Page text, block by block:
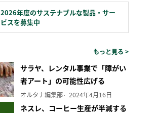
2026年度のサステナブルな製品・サー
ビスを募集中
もっと見る >
サラヤ、レンタル事業で「障がい
者アート」の可能性広げる
オルタナ編集部 2024年4月16日
ネスレ、コーヒー生産が半減する